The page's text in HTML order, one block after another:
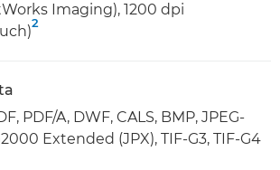
Imaging), 1200 dpi
2
PDF/A, DWF, CALS, BMP, JPEG-
Extended (JPX), TIF-G3, TIF-G4